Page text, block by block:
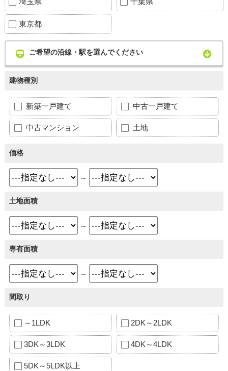
東京都
ご希望の沿線・駅を選んでください
建物種別
新築一戸建て 中古一戸建て
中古マンション 土地
価格
～
土地面積
～
専有面積
～
間取り
～1LDK 2DK～2LDK
3DK～3LDK 4DK～4LDK
5DK～5LDK以上